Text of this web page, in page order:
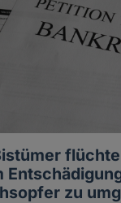
zu